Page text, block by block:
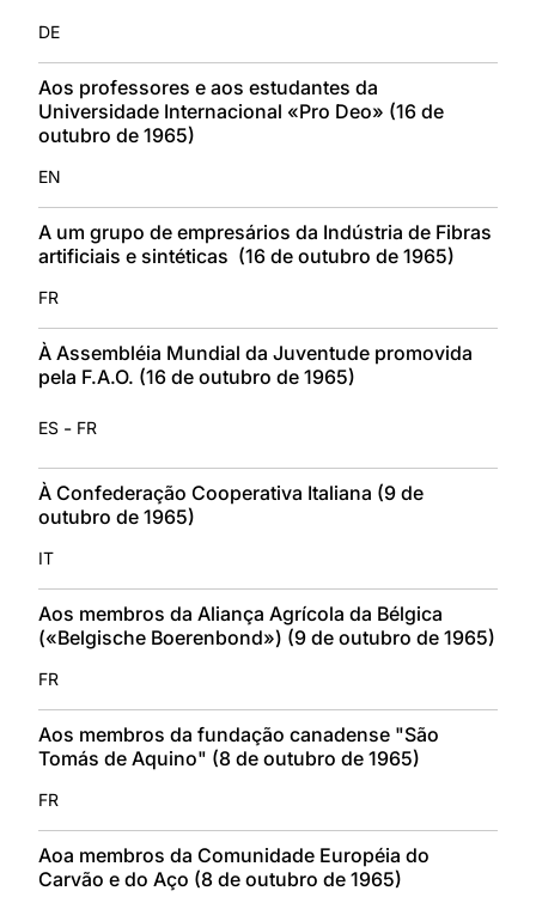
DE
Aos professores e aos estudantes da
Universidade Internacional «Pro Deo» (16 de
outubro de 1965)
EN
A um grupo de empresários da Indústria de Fibras
artificiais e sintéticas (16 de outubro de 1965)
FR
À Assembléia Mundial da Juventude promovida
pela F.A.O. (16 de outubro de 1965)
ES - FR
À Confederação Cooperativa Italiana (9 de
outubro de 1965)
IT
Aos membros da Aliança Agrícola da Bélgica
(«Belgische Boerenbond») (9 de outubro de 1965)
FR
Aos membros da fundação canadense "São
Tomás de Aquino" (8 de outubro de 1965)
FR
Aoa membros da Comunidade Européia do
Carvão e do Aço (8 de outubro de 1965)